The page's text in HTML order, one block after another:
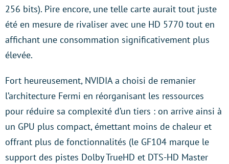
256 bits). Pire encore, une telle carte aurait tout juste
été en mesure de rivaliser avec une HD 5770 tout en
affichant une consommation significativement plus
élevée.
Fort heureusement, NVIDIA a choisi de remanier
l’architecture Fermi en réorganisant les ressources
pour réduire sa complexité d’un tiers : on arrive ainsi à
un GPU plus compact, émettant moins de chaleur et
offrant plus de fonctionnalités (le GF104 marque le
support des pistes Dolby TrueHD et DTS-HD Master